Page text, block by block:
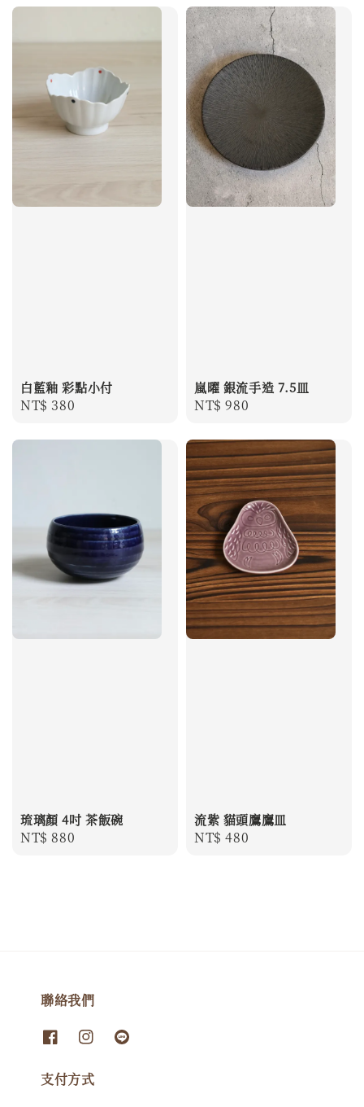
白藍釉 彩點小付
Regular
NT$ 380
嵐曜 銀流手造 7.5皿
Regular
NT$ 980
琉璃顏 4吋 茶飯碗
Regular
NT$ 880
流紫 貓頭鷹鷹皿
Regular
NT$ 480
聯絡我們
支付方式